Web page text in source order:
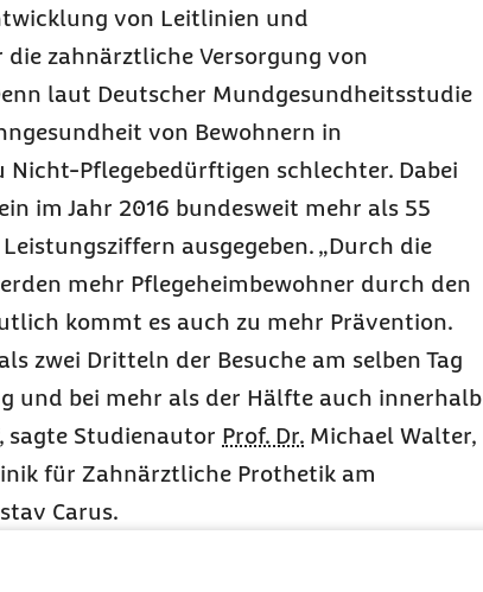
von Leitlinien und
zahnärztliche Versorgung von
laut Deutscher Mundgesundheitsstudie
von Bewohnern in
Nicht-Pflegebedürftigen schlechter. Dabei
im Jahr 2016 bundesweit mehr als 55
ausgegeben. „Durch die
mehr Pflegeheimbewohner durch den
kommt es auch zu mehr Prävention.
zwei Dritteln der Besuche am selben Tag
und bei mehr als der Hälfte auch innerhalb
sagte Studienautor Prof. Dr. Michael Walter,
für Zahnärztliche Prothetik am
Carus.
für